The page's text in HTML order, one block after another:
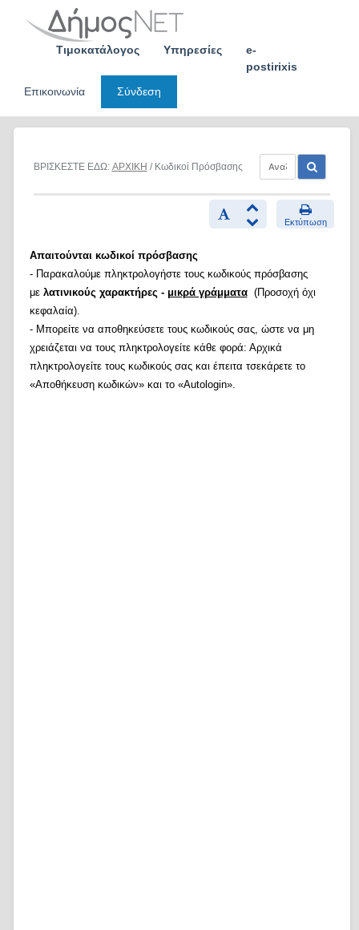
Τιμοκατάλογος Υπηρεσίες
e-
postirixis
Επικοινωνία
Σύνδεση
ΒΡΙΣΚΕΣΤΕ ΕΔΩ: ΑΡΧΙΚΗ / Κωδικοί Πρόσβασης
Εκτύπωση
Απαιτούνται κωδικοί πρόσβασης
- Παρακαλούμε πληκτρολογήστε τους κωδικούς πρόσβασης
με λατινικούς χαρακτήρες - μικρά γράμματα(Προσοχή όχι
κεφαλαία).
- Μπορείτε να αποθηκεύσετε τους κωδικούς σας, ώστε να μη
χρειάζεται να τους πληκτρολογείτε κάθε φορά: Αρχικά
πληκτρολογείτε τους κωδικούς σας και έπειτα τσεκάρετε το
«Αποθήκευση κωδικών» και το «Autologin».